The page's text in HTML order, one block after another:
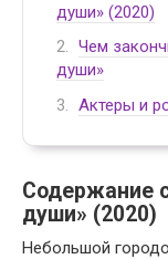
души» (2020)
Чем
души»
Актеры и
Содержание
души» (2020)
Небольшой